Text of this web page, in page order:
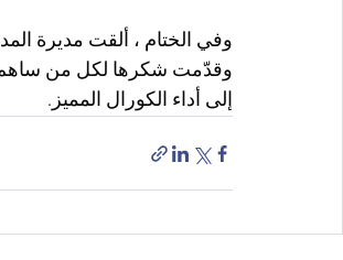
وفي الختام ، ألقت مديرة
وقدّمت شكرها لكل من ساهم
إلى أداء الكورال المميز.